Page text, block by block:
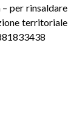
per rinsaldare
territoriale